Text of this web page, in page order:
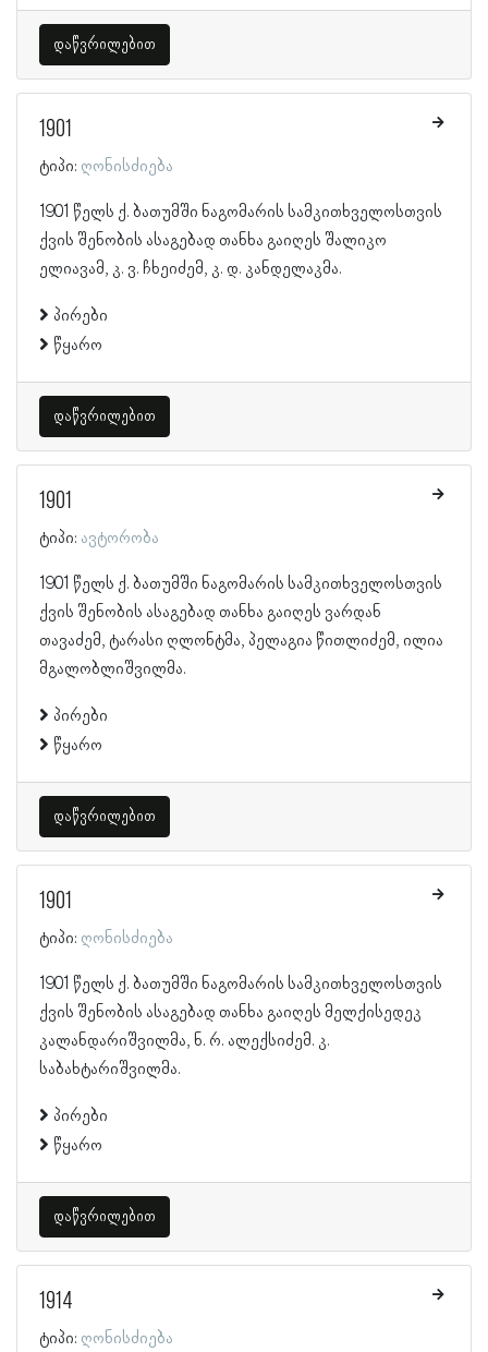
დაწვრილებით
1901
ტიპი: ღონისძიება
1901 წელს ქ. ბათუმში ნაგომარის სამკითხველოსთვის
ქვის შენობის ასაგებად თანხა გაიღეს შალიკო
ელიავამ, კ. ვ. ჩხეიძემ, კ. დ. კანდელაკმა.
პირები
წყარო
დაწვრილებით
1901
ტიპი: ავტორობა
1901 წელს ქ. ბათუმში ნაგომარის სამკითხველოსთვის
ქვის შენობის ასაგებად თანხა გაიღეს ვარდან
თავაძემ, ტარასი ღლონტმა, პელაგია წითლიძემ, ილია
მგალობლიშვილმა.
პირები
წყარო
დაწვრილებით
1901
ტიპი: ღონისძიება
1901 წელს ქ. ბათუმში ნაგომარის სამკითხველოსთვის
ქვის შენობის ასაგებად თანხა გაიღეს მელქისედეკ
კალანდარიშვილმა, ნ. რ. ალექსიძემ. კ.
საბახტარიშვილმა.
პირები
წყარო
დაწვრილებით
1914
ტიპი: ღონისძიება